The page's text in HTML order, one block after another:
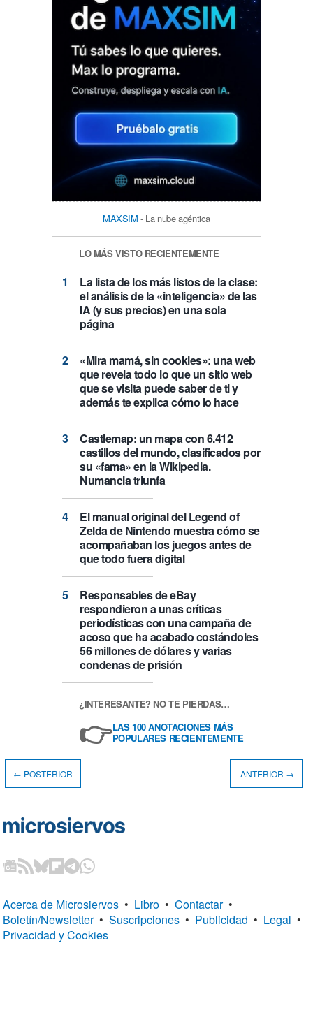
MAXSIM - La nube agéntica
LO MÁS VISTO RECIENTEMENTE
La lista de los más listos de la clase:
el análisis de la «inteligencia» de las
IA (y sus precios) en una sola
página
«Mira mamá, sin cookies»: una web
que revela todo lo que un sitio web
que se visita puede saber de ti y
además te explica cómo lo hace
Castlemap: un mapa con 6.412
castillos del mundo, clasificados por
su «fama» en la Wikipedia.
Numancia triunfa
El manual original del Legend of
Zelda de Nintendo muestra cómo se
acompañaban los juegos antes de
que todo fuera digital
Responsables de eBay
respondieron a unas críticas
periodísticas con una campaña de
acoso que ha acabado costándoles
56 millones de dólares y varias
condenas de prisión
¿INTERESANTE? NO TE PIERDAS…
👉LAS 100 ANOTACIONES MÁS
POPULARES RECIENTEMENTE
← POSTERIOR ANTERIOR →
Acerca de Microsiervos • Libro • Contactar •
Boletín/Newsletter • Suscripciones • Publicidad • Legal •
Privacidad y Cookies